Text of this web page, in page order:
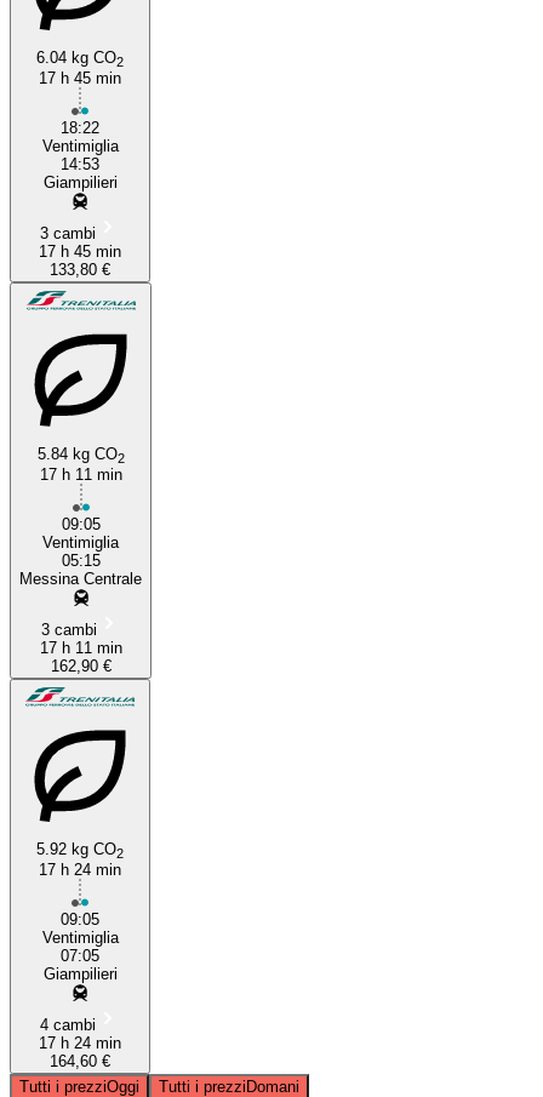
6.04 kg CO2
17 h 45 min
18:22
Ventimiglia
14:53
Giampilieri
3 cambi
17 h 45 min
133,80 €
5.84 kg CO2
17 h 11 min
09:05
Ventimiglia
05:15
Messina Centrale
3 cambi
17 h 11 min
162,90 €
5.92 kg CO2
17 h 24 min
09:05
Ventimiglia
07:05
Giampilieri
4 cambi
17 h 24 min
164,60 €
Tutti i prezziOggi Tutti i prezziDomani